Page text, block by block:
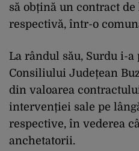
să obțină un contract
respectivă, într-o
La rândul său, Surdu i-
Consiliului Județean
din valoarea
intervenției sale pe
respective, în vederea
anchetatorii.